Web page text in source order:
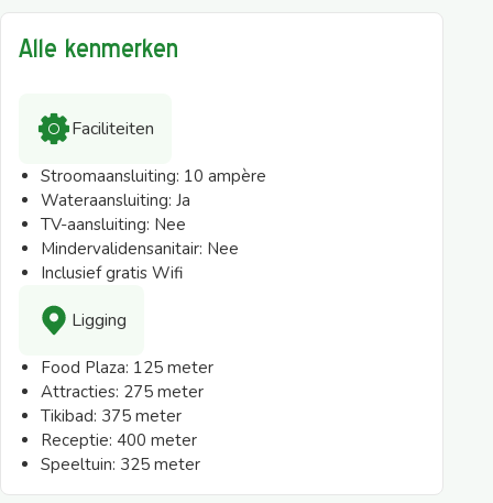
Let op:de afmetingen zijn ter indicatie en kunnen
afwijken per campingplek.
Alle kenmerken
Faciliteiten
Stroomaansluiting: 10 ampère
Wateraansluiting: Ja
TV-aansluiting: Nee
Mindervalidensanitair: Nee
Inclusief gratis Wifi
Ligging
Food Plaza: 125 meter
Attracties: 275 meter
Tikibad: 375 meter
Receptie: 400 meter
Speeltuin: 325 meter